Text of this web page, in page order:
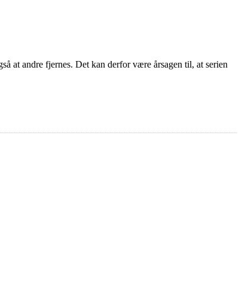
at andre fjernes. Det kan derfor være årsagen til, at serien